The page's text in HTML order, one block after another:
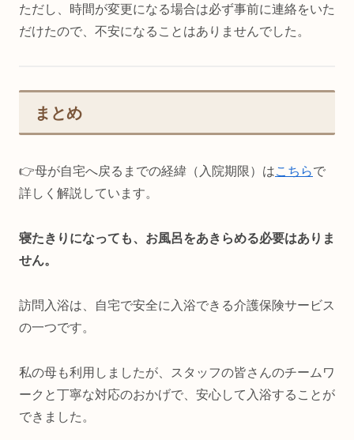
ただし、時間が変更になる場合は必ず事前に連絡をいた
だけたので、不安になることはありませんでした。
まとめ
👉️母が自宅へ戻るまでの経緯（入院期限）はこちらで
詳しく解説しています。
寝たきりになっても、お風呂をあきらめる必要はありま
せん。
訪問入浴は、自宅で安全に入浴できる介護保険サービス
の一つです。
私の母も利用しましたが、スタッフの皆さんのチームワ
ークと丁寧な対応のおかげで、安心して入浴することが
できました。